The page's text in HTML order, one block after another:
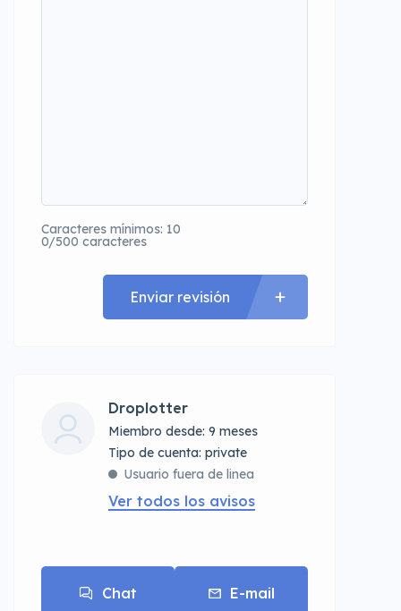
Caracteres mínimos: 10
0/500 caracteres
Enviar revisión
Droplotter
Miembro desde: 9 meses
tipo de cuenta: private
Usuario fuera de linea
Ver todos los avisos
Chat E-mail